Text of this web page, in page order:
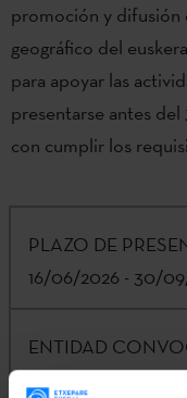
promoción y difusión
geográfico del
para apoyar las
presentarse antes
con cumplir los
PLAZO DE
16/06/2026 - 30/
ENTIDAD
Institutua